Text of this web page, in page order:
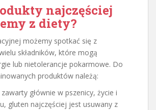
najczęściej
z diety?
możemy spotkać się z
składników, które mogą
lub nietolerancje pokarmowe. Do
produktów należą:
zawarty głównie w pszenicy, życie i
gluten najczęściej jest usuwany z